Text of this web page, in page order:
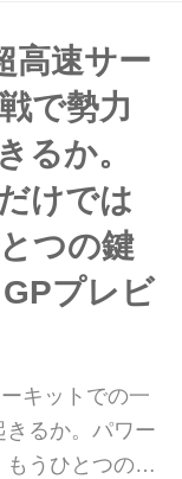
るレイアウトか
ングテクニッ
が高く、これ
高速サー
で勢力
るか。
けでは
つの鍵
GPプレビ
キットでの一
るか。パワー
うひとつの鍵